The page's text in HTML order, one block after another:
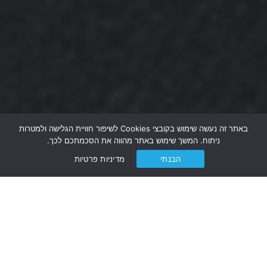
באתר זה נעשה שימוש בקובצי Cookies לשיפור חוויית הגלישה ולמטרות
ניתוח. המשך שימוש באתר מהווה את הסכמתכם לכך.
הבנתי
מדיניות פרטיות